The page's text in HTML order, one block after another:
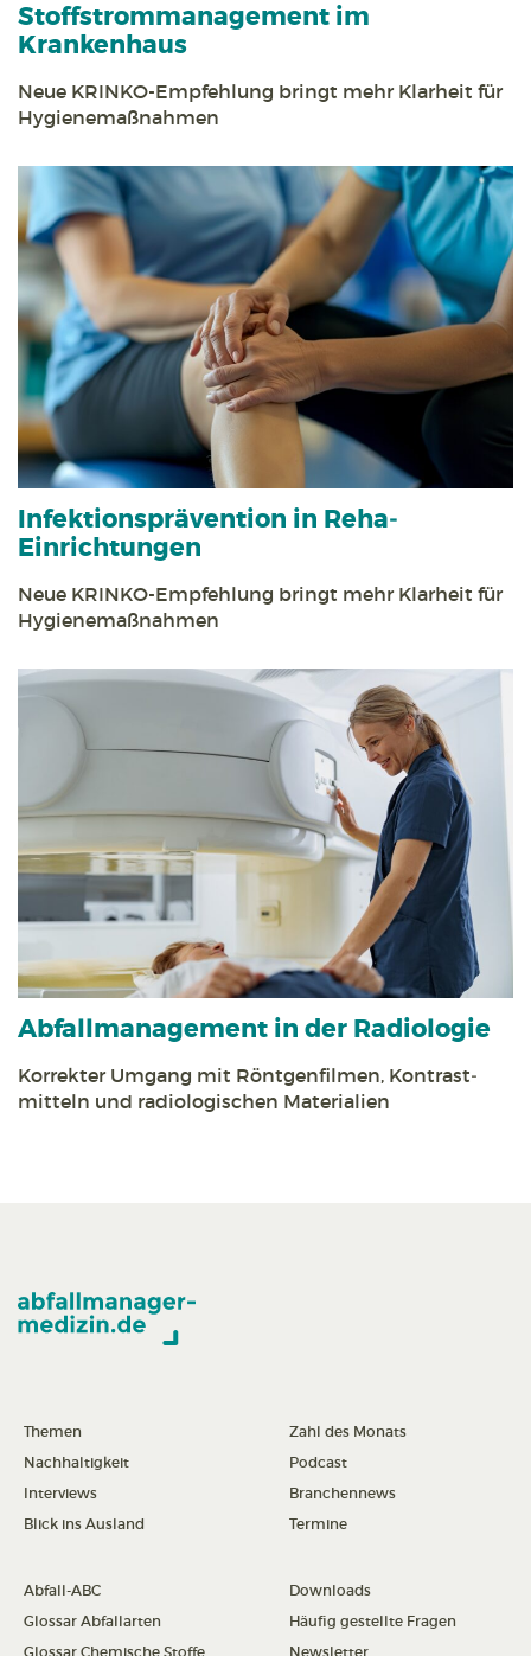
Stoff­strom­management im
Krankenhaus
Neue KRINKO-Empfehlung bringt mehr Klarheit für
Hygienemaßnahmen
Infektions­prävention in Reha­
Einrichtungen
Neue KRINKO-Empfehlung bringt mehr Klarheit für
Hygiene­maßnahmen
Abfall­management in der Radiologie
Korrekter Umgang mit Röntgen­filmen, Kontrast­
mitteln und radiologischen Materialien
Themen
Nachhaltigkeit
Interviews
Blick ins Ausland
Zahl des Monats
Podcast
Branchennews
Termine
Abfall-ABC
Glossar Abfallarten
Glossar Chemische Stoffe
Downloads
Häufig gestellte Fragen
Newsletter